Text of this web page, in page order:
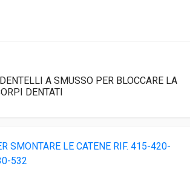
A SMUSSO PER BLOCCARE LA
DENTATI